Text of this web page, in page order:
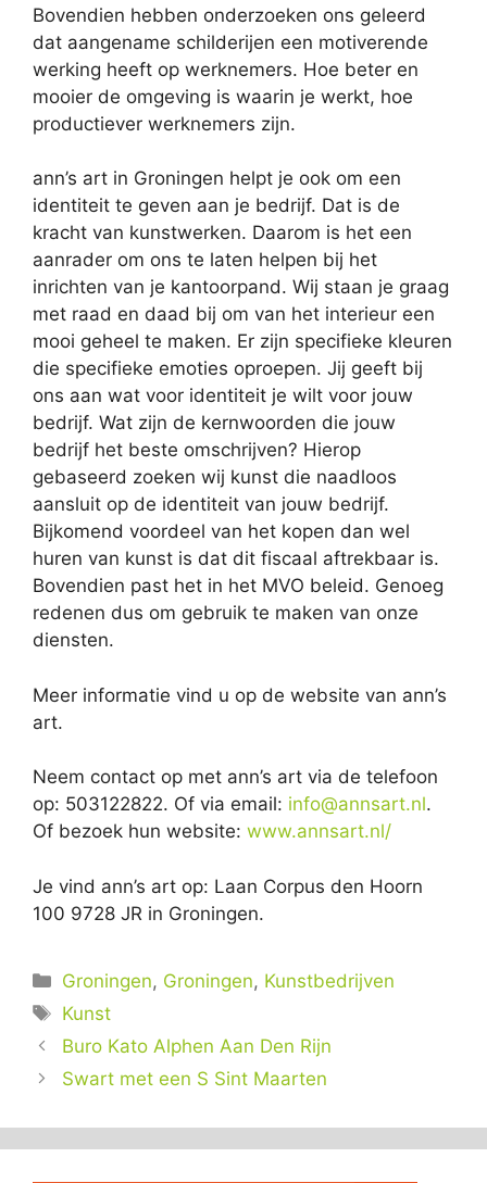
Bovendien hebben onderzoeken ons geleerd
dat aangename schilderijen een motiverende
werking heeft op werknemers. Hoe beter en
mooier de omgeving is waarin je werkt, hoe
productiever werknemers zijn.
ann’s art in Groningen helpt je ook om een
identiteit te geven aan je bedrijf. Dat is de
kracht van kunstwerken. Daarom is het een
aanrader om ons te laten helpen bij het
inrichten van je kantoorpand. Wij staan je graag
met raad en daad bij om van het interieur een
mooi geheel te maken. Er zijn specifieke kleuren
die specifieke emoties oproepen. Jij geeft bij
ons aan wat voor identiteit je wilt voor jouw
bedrijf. Wat zijn de kernwoorden die jouw
bedrijf het beste omschrijven? Hierop
gebaseerd zoeken wij kunst die naadloos
aansluit op de identiteit van jouw bedrijf.
Bijkomend voordeel van het kopen dan wel
huren van kunst is dat dit fiscaal aftrekbaar is.
Bovendien past het in het MVO beleid. Genoeg
redenen dus om gebruik te maken van onze
diensten.
Meer informatie vind u op de website van ann’s
art.
Neem contact op met ann’s art via de telefoon
op: 503122822. Of via email: info@annsart.nl.
Of bezoek hun website: www.annsart.nl/
Je vind ann’s art op: Laan Corpus den Hoorn
100 9728 JR in Groningen.
Categorieën
Groningen, Groningen, Kunstbedrijven
Tags
Kunst
Buro Kato Alphen Aan Den Rijn
Swart met een S Sint Maarten